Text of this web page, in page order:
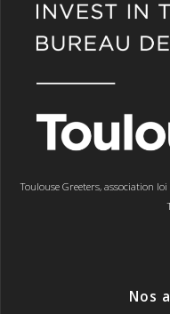
Toulouse Greeters, association
Nos